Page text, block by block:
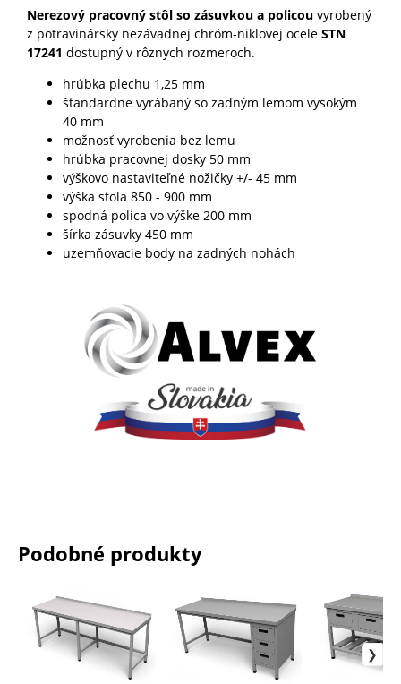
Nerezový pracovný stôl so zásuvkou a policouvyrobený
z potravinársky nezávadnej chróm-niklovej ocele STN
17241 dostupný v rôznych rozmeroch.
hrúbka plechu 1,25 mm
štandardne vyrábaný so zadným lemom vysokým
40 mm
možnosť vyrobenia bez lemu
hrúbka pracovnej dosky 50 mm
výškovo nastaviteľné nožičky +/- 45 mm
výška stola 850 - 900 mm
spodná polica vo výške 200 mm
šírka zásuvky 450 mm
uzemňovacie body na zadných nohách
Podobné produkty